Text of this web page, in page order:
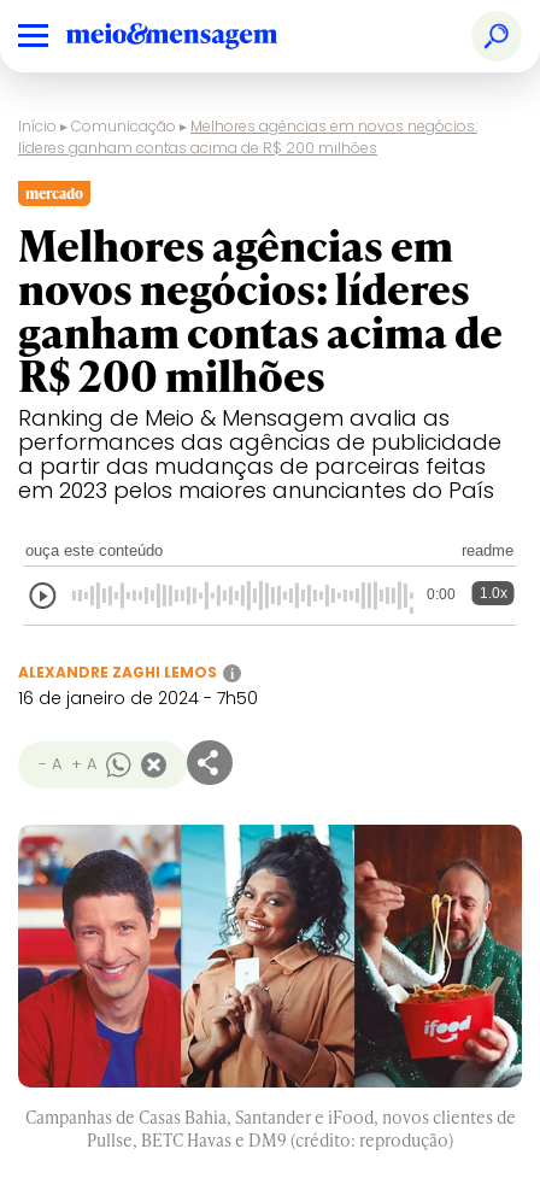
Início ▸Comunicação ▸ Melhores agências em novos negócios:
líderes ganham contas acima de R$ 200 milhões
mercado
Melhores agências em
novos negócios: líderes
ganham contas acima de
R$ 200 milhões
Ranking de Meio & Mensagem avalia as
performances das agências de publicidade
a partir das mudanças de parceiras feitas
em 2023 pelos maiores anunciantes do País
ouça este conteúdo readme
0:00 1.0x
ALEXANDRE ZAGHI LEMOS i
16 de janeiro de 2024 - 7h50
- A + A
Campanhas de Casas Bahia, Santander e iFood, novos clientes de
Pullse, BETC Havas e DM9 (crédito: reprodução)